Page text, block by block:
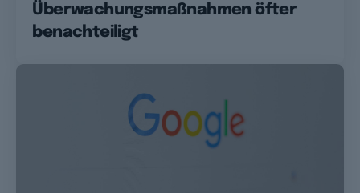
Überwachungsmaßnahmen öfter
benachteiligt